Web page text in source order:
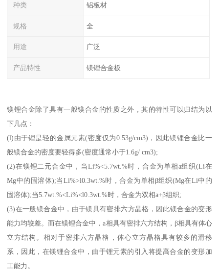
种类 铝板材
规格 全
用途 广泛
产品特性 镁锂合金板
镁锂合金除了具有一般镁合金的性质之外，其的特性可以归结为以
下几点：
(l)由于锂是轻的金属元素(密度仅为0.53g/cm3)，因此镁锂合金比一
般镁合金的密度要轻得多(密度通常小于1.6g/ cm3);
(2)在镁锂二元合金中，当Li%<5.7wt.%时，合金为单相a组织(Li在
Mg中的固溶体);当Li%>l0.3wt.%时，合金为单相β组织(Mg在Li中的
固溶体);当5.7wt.%<Li%<l0.3wt.%时，合金为双相a+β组织;
(3)在一般镁合金中，由于镁具有密排六方晶格，因此镁合金的变形
能力均较差。而在镁锂合金中，a相具有密排六方结构，β相具有体心
立方结构。相对于密排六方晶格，体心立方晶格具有较多的滑移
系，因此，在镁锂合金中，由于锂元素的引入将提高合金的变形加
工能力。